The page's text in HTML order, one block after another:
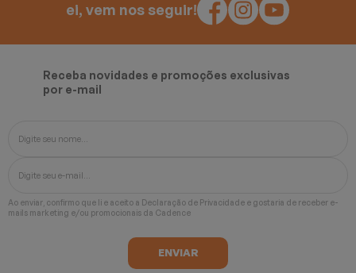
ei, vem nos seguir!
Receba novidades e promoções exclusivas
por e-mail
Ao enviar, confirmo que li e aceito a Declaração de Privacidade e gostaria de receber e-
mails marketing e/ou promocionais da Cadence